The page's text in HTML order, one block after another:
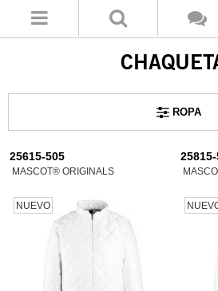
ROPA
25615-505
MASCOT® ORIGINALS
NUEVO